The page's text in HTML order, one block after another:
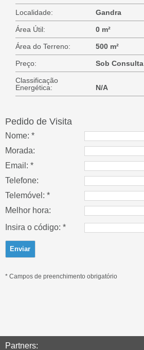
Localidade: Gandra
Área Útil: 0 m²
Área do Terreno: 500 m²
Preço: Sob Consulta
Classificação
Energética:
N/A
Pedido de Visita
Nome: *
Morada:
Email: *
Telefone:
Telemóvel: *
Melhor hora:
Insira o código: *
* Campos de preenchimento obrigatório
Partners: